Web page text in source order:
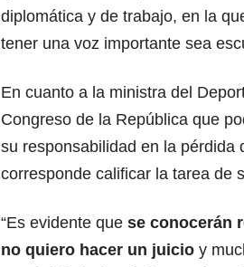
diplomática y de trabajo, en la
tener una voz importante sea
En cuanto a la ministra del
Congreso de la República que
su responsabilidad en la pérdida
corresponde calificar la tarea de
“Es evidente que se conocerán
no quiero hacer un juicio y